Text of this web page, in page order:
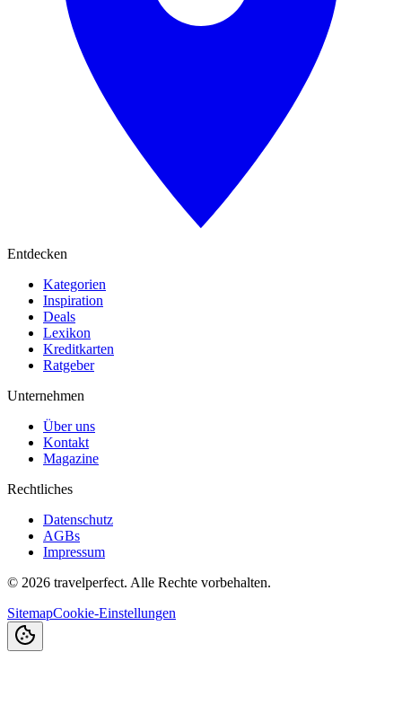
Entdecken
Kategorien
Inspiration
Deals
Lexikon
Kreditkarten
Ratgeber
Unternehmen
Über uns
Kontakt
Magazine
Rechtliches
Datenschutz
AGBs
Impressum
© 2026 travelperfect. Alle Rechte vorbehalten.
SitemapCookie-Einstellungen